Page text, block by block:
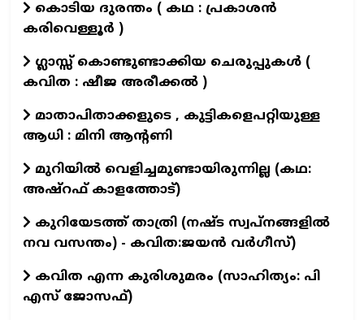
കൊടിയ ദുരന്തം ( കഥ : പ്രകാശൻ
കരിവെള്ളൂർ )
ഗ്ലാസ്സ് കൊണ്ടുണ്ടാക്കിയ ചെരുപ്പുകൾ (
കവിത : ഷീജ അരീക്കൽ )
മാതാപിതാക്കളുടെ , കുട്ടികളെപറ്റിയുള്ള
ആധി : മിനി ആന്റണി
മുറിയിൽ വെളിച്ചമുണ്ടായിരുന്നില്ല (കഥ:
അഷ്റഫ് കാളത്തോട്)
കുറിയേടത്ത് താത്രി (നഷ്ട സ്വപ്നങ്ങളിൽ
നവ വസന്തം) - കവിത:ജയൻ വർഗീസ്)
കവിത എന്ന കുരിശുമരം (സാഹിത്യം: പി
എസ് ജോസഫ്)